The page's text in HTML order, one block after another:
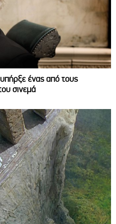
ένας από τους
σινεμά